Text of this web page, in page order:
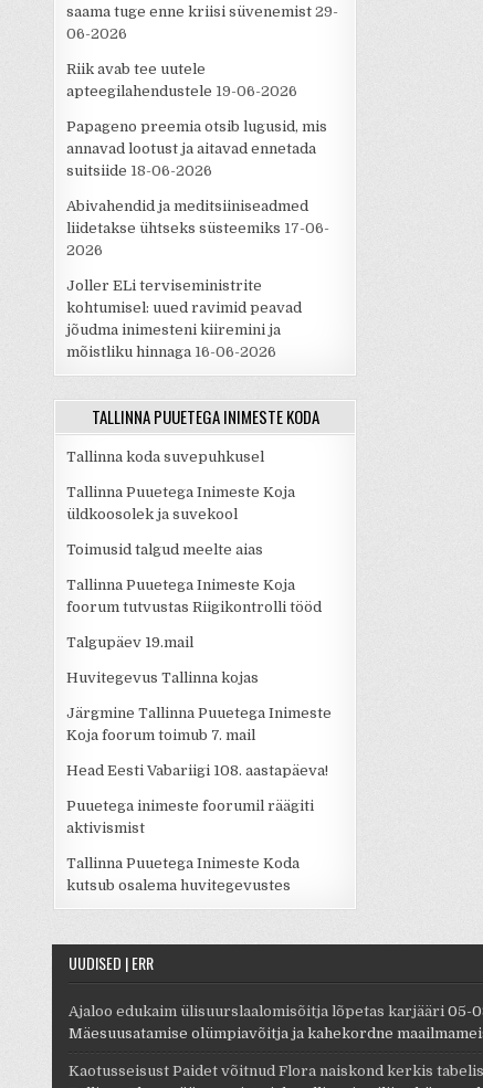
saama tuge enne kriisi süvenemist 29-
06-2026
Riik avab tee uutele
apteegilahendustele 19-06-2026
Papageno preemia otsib lugusid, mis
annavad lootust ja aitavad ennetada
suitsiide 18-06-2026
Abivahendid ja meditsiiniseadmed
liidetakse ühtseks süsteemiks 17-06-
2026
Joller ELi terviseministrite
kohtumisel: uued ravimid peavad
jõudma inimesteni kiiremini ja
mõistliku hinnaga 16-06-2026
TALLINNA PUUETEGA INIMESTE KODA
Tallinna koda suvepuhkusel
Tallinna Puuetega Inimeste Koja
üldkoosolek ja suvekool
Toimusid talgud meelte aias
Tallinna Puuetega Inimeste Koja
foorum tutvustas Riigikontrolli tööd
Talgupäev 19.mail
Huvitegevus Tallinna kojas
Järgmine Tallinna Puuetega Inimeste
Koja foorum toimub 7. mail
Head Eesti Vabariigi 108. aastapäeva!
Puuetega inimeste foorumil räägiti
aktivismist
Tallinna Puuetega Inimeste Koda
kutsub osalema huvitegevustes
UUDISED | ERR
Ajaloo edukaim ülisuurslaalomisõitja lõpetas karjääri 05-
Mäesuusatamise olümpiavõitja ja kahekordne
Kaotusseisust Paidet võitnud Flora naiskond kerkis